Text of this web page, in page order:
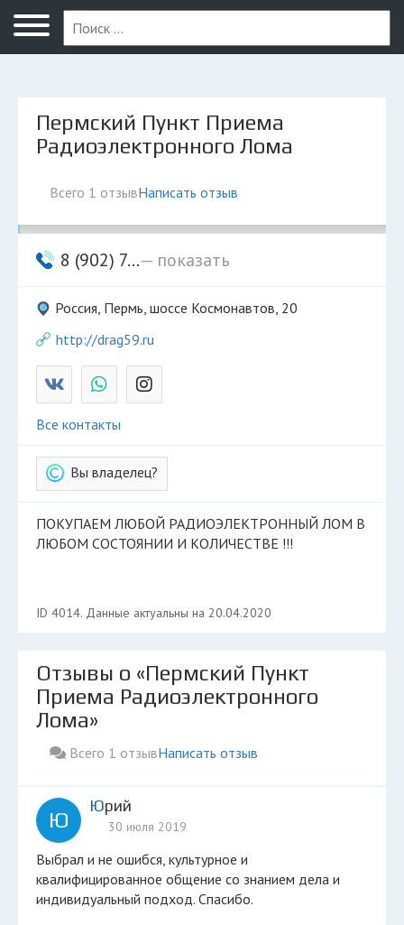
Пермь
Пермский Пункт Приема
Радиоэлектронного Лома
Всего 1 отзывНаписать отзыв
8 (902) 7...— показать
Россия, Пермь, шоссе Космонавтов, 20
http://drag59.ru
Все контакты
Вы владелец?
ПОКУПАЕМ ЛЮБОЙ РАДИОЭЛЕКТРОННЫЙ ЛОМ В
ЛЮБОМ СОСТОЯНИИ И КОЛИЧЕСТВЕ !!!
ID 4014. Данные актуальны на 20.04.2020
Отзывы о «Пермский Пункт
Приема Радиоэлектронного
Лома»
Всего 1 отзывНаписать отзыв
Ю
Юрий
30 июля 2019
Выбрал и не ошибся, культурное и
квалифицированное общение со знанием дела и
индивидуальный подход. Спасибо.